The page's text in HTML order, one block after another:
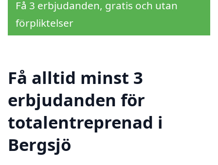
Få 3 erbjudanden, gratis och utan
förpliktelser
Få alltid minst 3
erbjudanden för
totalentreprenad i
Bergsjö